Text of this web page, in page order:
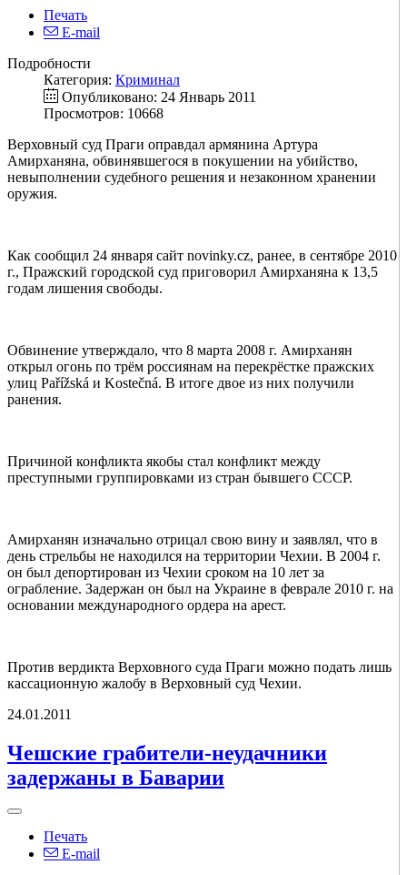
Печать
E-mail
Подробности
Категория: Криминал
Опубликовано: 24 Январь 2011
Просмотров: 10668
Верховный суд Праги оправдал армянина Артура
Амирханяна, обвинявшегося в покушении на убийство,
невыполнении судебного решения и незаконном хранении
оружия.
Как сообщил 24 января сайт novinky.cz, ранее, в сентябре 2010
г., Пражский городской суд приговорил Амирханяна к 13,5
годам лишения свободы.
Обвинение утверждало, что 8 марта 2008 г. Амирханян
открыл огонь по трём россиянам на перекрёстке пражских
улиц Pařížská и Kostečná. В итоге двое из них получили
ранения.
Причиной конфликта якобы стал конфликт между
преступными группировками из стран бывшего СССР.
Амирханян изначально отрицал свою вину и заявлял, что в
день стрельбы не находился на территории Чехии. В 2004 г.
он был депортирован из Чехии сроком на 10 лет за
ограбление. Задержан он был на Украине в феврале 2010 г. на
основании международного ордера на арест.
Против вердикта Верховного суда Праги можно подать лишь
кассационную жалобу в Верховный суд Чехии.
24.01.2011
Чешские грабители-неудачники
задержаны в Баварии
Печать
E-mail